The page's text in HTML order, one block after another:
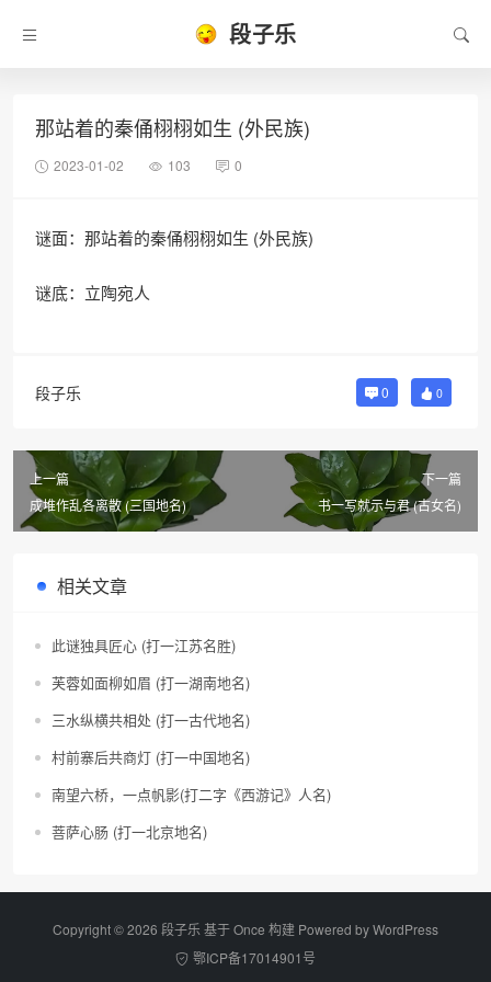
段子乐
那站着的秦俑栩栩如生 (外民族)
2023-01-02 103 0
谜面：那站着的秦俑栩栩如生 (外民族)
谜底：立陶宛人
段子乐 0 0
上一篇
成堆作乱各离散 (三国地名)
下一篇
书一写就示与君 (古女名)
相关文章
此谜独具匠心 (打一江苏名胜)
芙蓉如面柳如眉 (打一湖南地名)
三水纵横共相处 (打一古代地名)
村前寨后共商灯 (打一中国地名)
南望六桥，一点帆影(打二字《西游记》人名)
菩萨心肠 (打一北京地名)
Copyright © 2026 段子乐 基于 Once 构建 Powered byWordPress
鄂ICP备17014901号